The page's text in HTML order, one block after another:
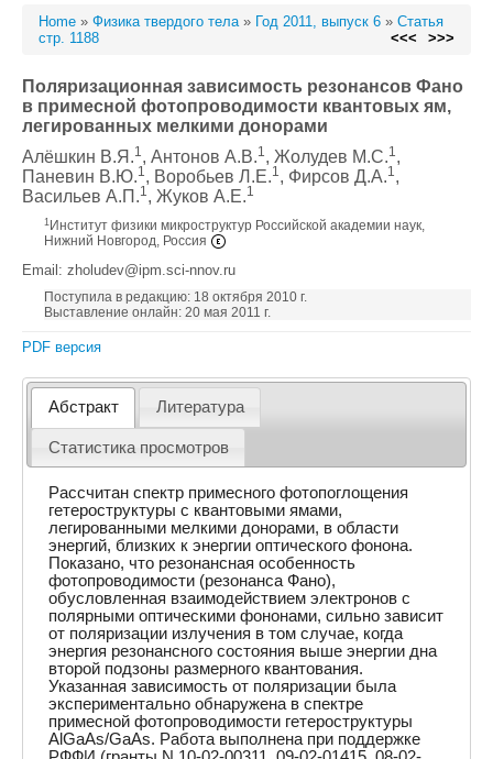
Home » Физика твердого тела» Год 2011, выпуск 6 » Статья
стр. 1188
<<< >>>
Поляризационная зависимость резонансов Фано
в примесной фотопроводимости квантовых ям,
легированных мелкими донорами
Алёшкин В.Я.1, Антонов А.В.1, Жолудев М.С.1,
Паневин В.Ю.1, Воробьев Л.Е.1, Фирсов Д.А.1,
Васильев А.П.1, Жуков А.Е.1
1 Институт физики микроструктур Российской академии наук,
Нижний Новгород, Россия
Email: zholudev@ipm.sci-nnov.ru
Поступила в редакцию: 18 октября 2010 г.
Выставление онлайн: 20 мая 2011 г.
PDF версия
Абстракт Литература
Статистика просмотров
Рассчитан спектр примесного фотопоглощения
гетероструктуры с квантовыми ямами,
легированными мелкими донорами, в области
энергий, близких к энергии оптического фонона.
Показано, что резонансная особенность
фотопроводимости (резонанса Фано),
обусловленная взаимодействием электронов с
полярными оптическими фононами, сильно зависит
от поляризации излучения в том случае, когда
энергия резонансного состояния выше энергии дна
второй подзоны размерного квантования.
Указанная зависимость от поляризации была
экспериментально обнаружена в спектре
примесной фотопроводимости гетероструктуры
AlGaAs/GaAs. Работа выполнена при поддержке